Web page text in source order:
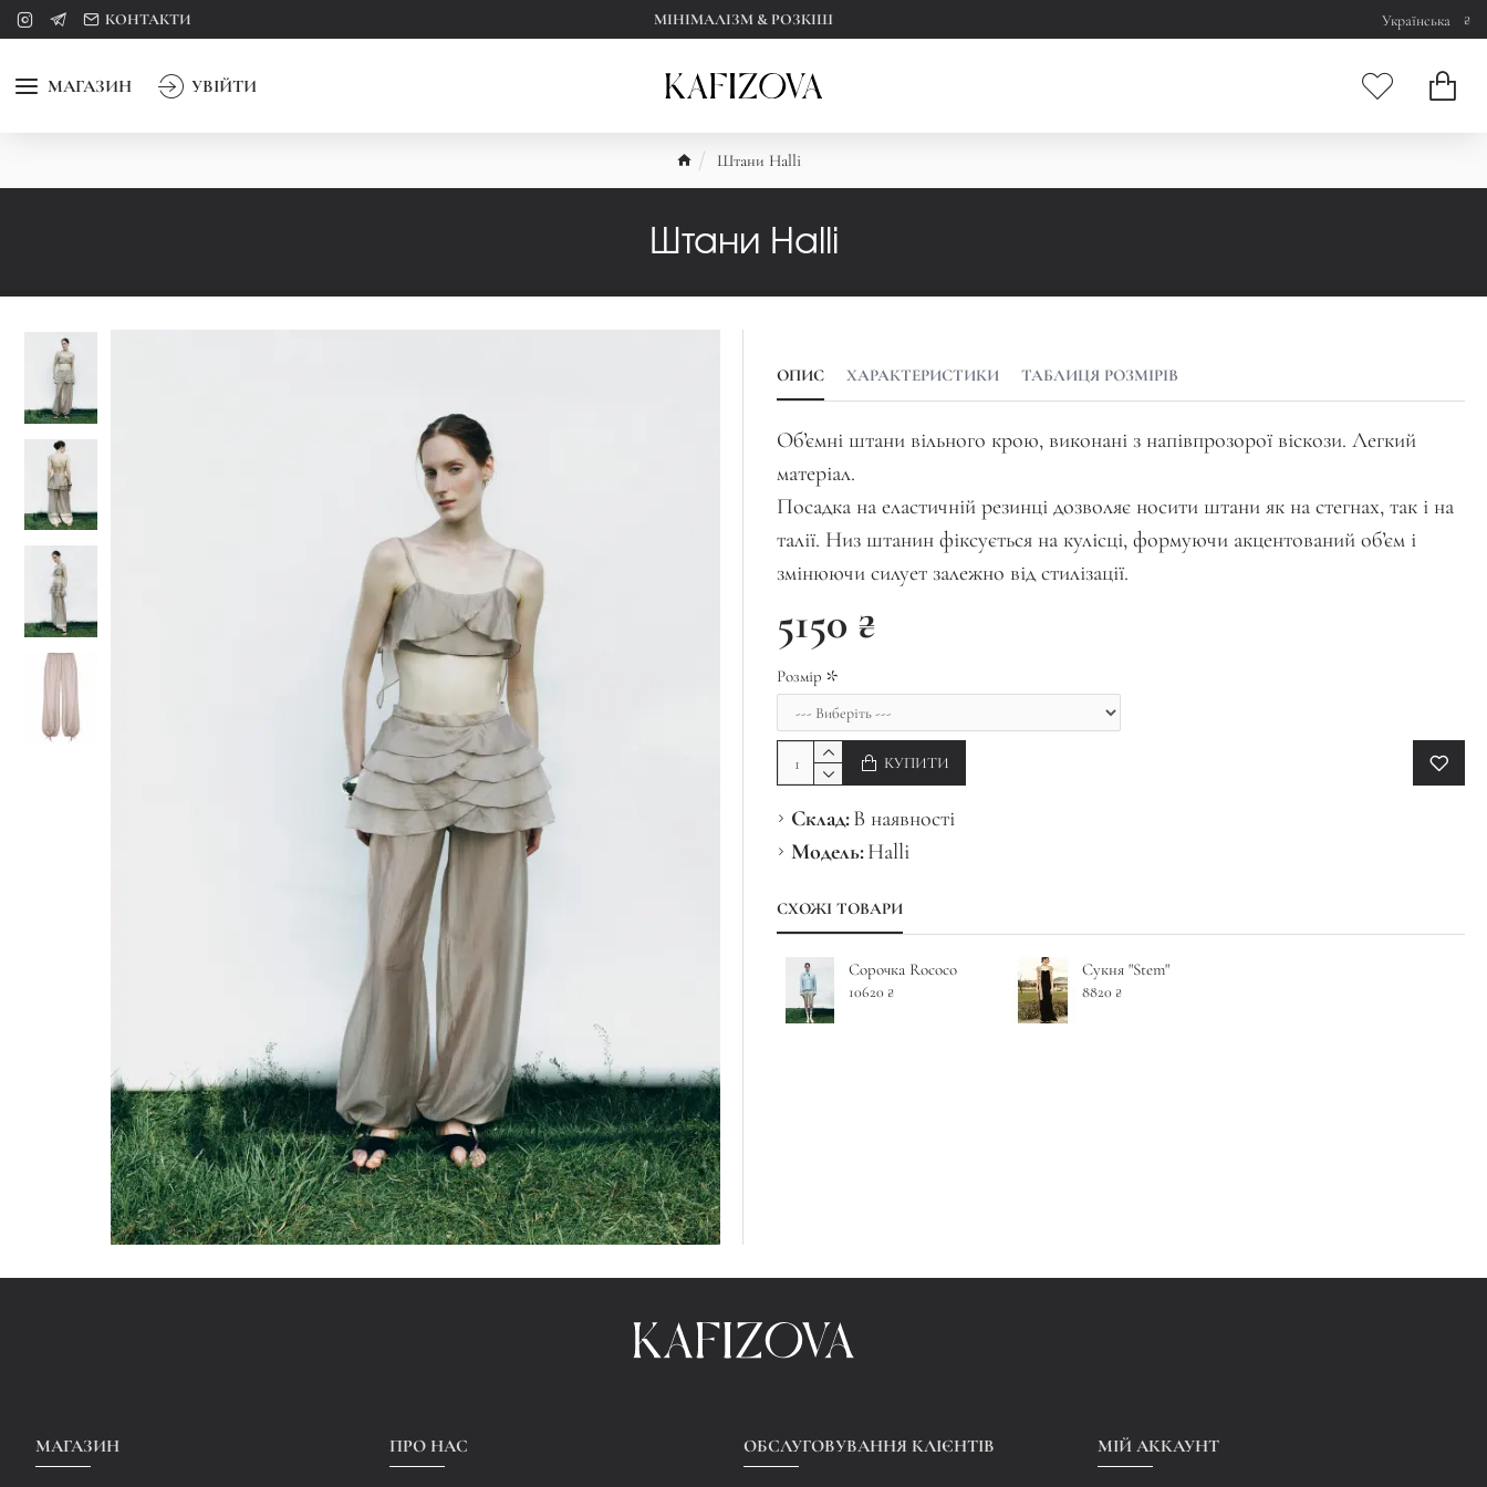
КОНТАКТИ МІНІМАЛІЗМ & РОЗКІШ Українська ₴
МАГАЗИН УВІЙТИ
Штани Halli
Штани Halli
ОПИС ХАРАКТЕРИСТИКИ ТАБЛИЦЯ РОЗМІРІВ
Обʼємні штани вільного крою, виконані з напівпрозорої віскози. Легкий
матеріал.
Посадка на еластичній резинці дозволяє носити штани як на стегнах, так і на
талії. Низ штанин фіксується на кулісці, формуючи акцентований обʼєм і
змінюючи силует залежно від стилізації.
Склад:В наявності
Модель:Halli
5150 ₴
Розмір
КУПИТИ
СХОЖІ ТОВАРИ
Сорочка Rococo
10620 ₴
Сукня "Stem"
8820 ₴
МАГАЗИН ПРО НАС ОБСЛУГОВУВАННЯ КЛІЄНТІВ МІЙ АККАУНТ